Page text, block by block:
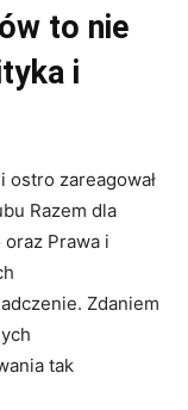
to nie
i
ostro zareagował
Razem dla
Prawa i
Zdaniem
tak